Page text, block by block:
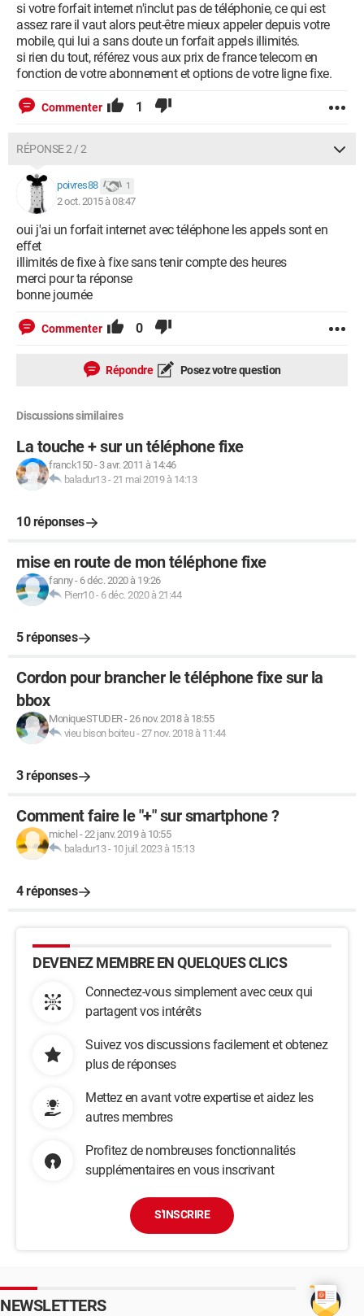
si votre forfait internet n'inclut pas de téléphonie, ce qui est
assez rare il vaut alors peut-être mieux appeler depuis votre
mobile, qui lui a sans doute un forfait appels illimités.
si rien du tout, référez vous aux prix de france telecom en
fonction de votre abonnement et options de votre ligne fixe.
Commenter 1
RÉPONSE 2 / 2
poivres88 1
2 oct. 2015 à 08:47
oui j'ai un forfait internet avec téléphone les appels sont en
effet
illimités de fixe à fixe sans tenir compte des heures
merci pour ta réponse
bonne journée
Commenter 0
Répondre Posez votre question
Discussions similaires
La touche + sur un téléphone fixe
franck150- 3 avr. 2011 à 14:46
baladur13-21 mai 2019 à 14:13
10 réponses
mise en route de mon téléphone fixe
fanny- 6 déc. 2020 à 19:26
Pierr10- 6 déc. 2020 à 21:44
5 réponses
Cordon pour brancher le téléphone fixe sur la
bbox
MoniqueSTUDER-26 nov. 2018 à 18:55
vieu bison boiteu-27 nov. 2018 à 11:44
3 réponses
Comment faire le "+" sur smartphone ?
michel -22 janv. 2019 à 10:55
baladur13- 10 juil. 2023 à 15:13
4 réponses
DEVENEZ MEMBRE EN QUELQUES CLICS
Connectez-vous simplement avec ceux qui
partagent vos intérêts
Suivez vos discussions facilement et obtenez
plus de réponses
Mettez en avant votre expertise et aidez les
autres membres
Profitez de nombreuses fonctionnalités
supplémentaires en vous inscrivant
S'INSCRIRE
NEWSLETTERS